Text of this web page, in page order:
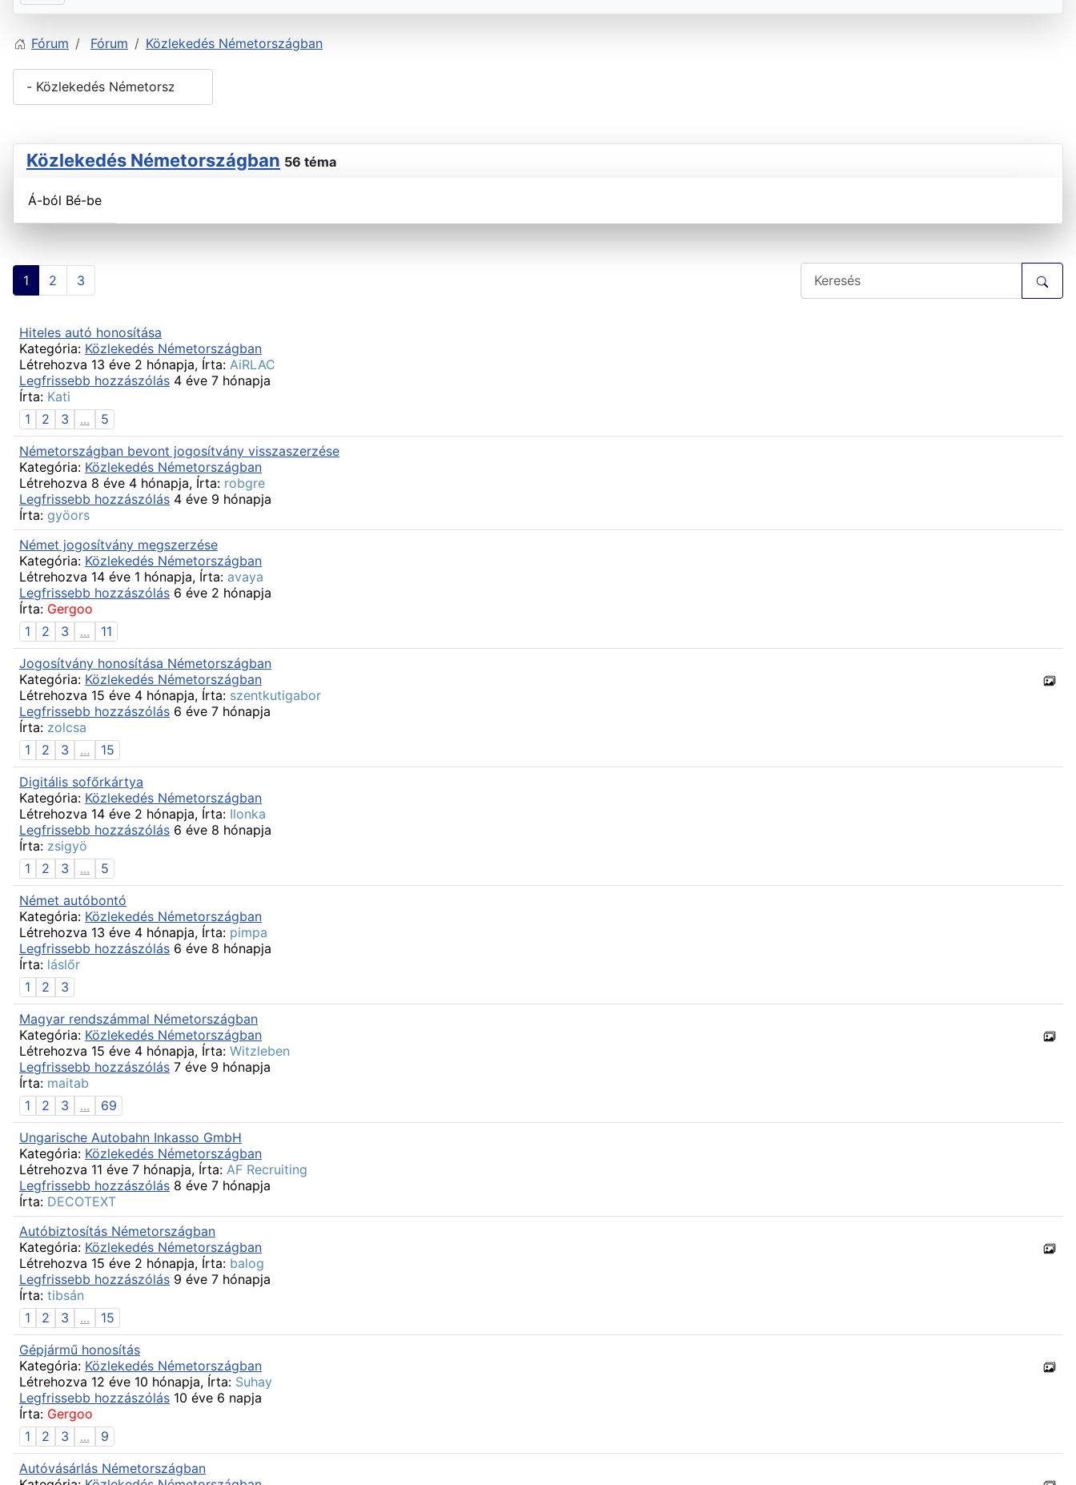
Fórum Fórum Közlekedés Németországban
Közlekedés Németországban 56 téma
Á-ból Bé-be
1 2 3
Hiteles autó honosítása
Kategória: Közlekedés Németországban
Létrehozva 13 éve 2 hónapja, Írta: AiRLAC
Legfrissebb hozzászólás 4 éve 7 hónapja
Írta: Kati
1
2 3 ...
5
Németországban bevont jogosítvány visszaszerzése
Kategória: Közlekedés Németországban
Létrehozva 8 éve 4 hónapja, Írta: robgre
Legfrissebb hozzászólás 4 éve 9 hónapja
Írta: gyöors
Német jogosítvány megszerzése
Kategória: Közlekedés Németországban
Létrehozva 14 éve 1 hónapja, Írta: avaya
Legfrissebb hozzászólás 6 éve 2 hónapja
Írta: Gergoo
1
2 3 ...
11
Jogosítvány honosítása Németországban
Kategória: Közlekedés Németországban
Létrehozva 15 éve 4 hónapja, Írta: szentkutigabor
Legfrissebb hozzászólás 6 éve 7 hónapja
Írta: zolcsa
1
2 3 ...
15
Digitális sofőrkártya
Kategória: Közlekedés Németországban
Létrehozva 14 éve 2 hónapja, Írta: Ilonka
Legfrissebb hozzászólás 6 éve 8 hónapja
Írta: zsigyö
1
2 3 ...
5
Német autóbontó
Kategória: Közlekedés Németországban
Létrehozva 13 éve 4 hónapja, Írta: pimpa
Legfrissebb hozzászólás 6 éve 8 hónapja
Írta: láslőr
1
2
3
Magyar rendszámmal Németországban
Kategória: Közlekedés Németországban
Létrehozva 15 éve 4 hónapja, Írta: Witzleben
Legfrissebb hozzászólás 7 éve 9 hónapja
Írta: maitab
1
2 3 ...
69
Ungarische Autobahn Inkasso GmbH
Kategória: Közlekedés Németországban
Létrehozva 11 éve 7 hónapja, Írta: AF Recruiting
Legfrissebb hozzászólás 8 éve 7 hónapja
Írta: DECOTEXT
Autóbiztosítás Németországban
Kategória: Közlekedés Németországban
Létrehozva 15 éve 2 hónapja, Írta: balog
Legfrissebb hozzászólás 9 éve 7 hónapja
Írta: tibsán
1
2 3 ...
15
Gépjármű honosítás
Kategória: Közlekedés Németországban
Létrehozva 12 éve 10 hónapja, Írta: Suhay
Legfrissebb hozzászólás 10 éve 6 napja
Írta: Gergoo
1
2 3 ...
9
Autóvásárlás Németországban